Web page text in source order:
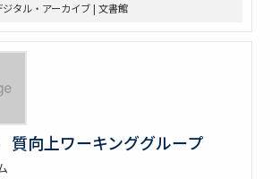
タル・アーカイブ | 文書館
向上ワーキンググループ